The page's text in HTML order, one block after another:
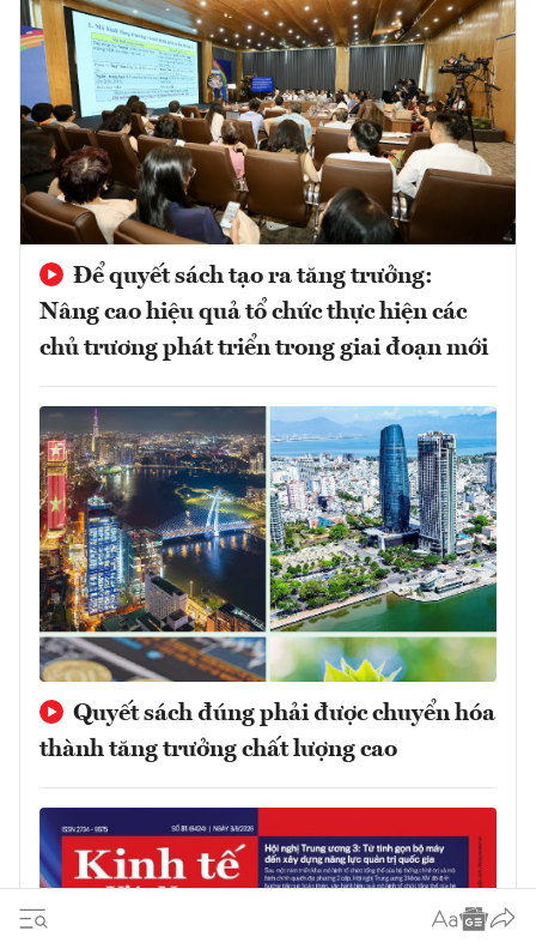
Để quyết sách tạo ra tăng trưởng:
Nâng cao hiệu quả tổ chức thực hiện các
chủ trương phát triển trong giai đoạn mới
Quyết sách đúng phải được chuyển hóa
thành tăng trưởng chất lượng cao